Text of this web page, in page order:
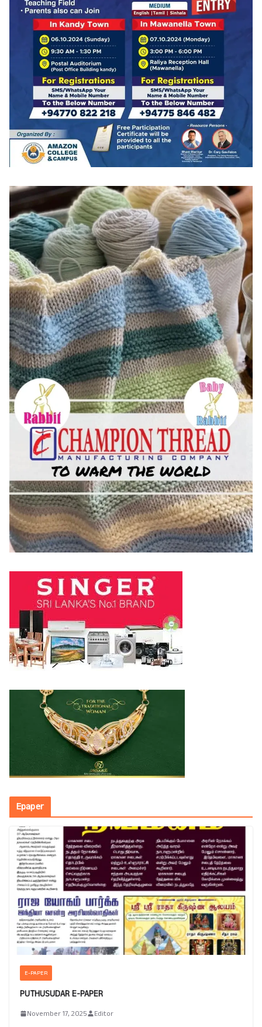
Epaper
E-PAPER
PUTHUSUDAR E-PAPER
November 17, 2025 Editor